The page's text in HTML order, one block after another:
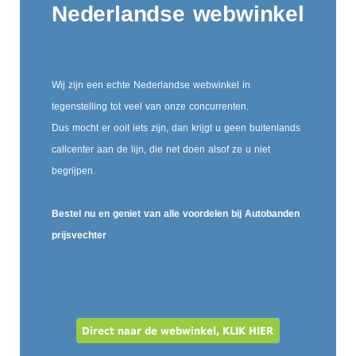
Nederlandse webwinkel
Wij zijn een echte Nederlandse webwinkel in
tegenstelling tot veel van onze concurrenten.
Dus mocht er ooit iets zijn, dan krijgt u geen buitenlands
callcenter aan de lijn, die net doen alsof ze u niet
begrijpen.
Bestel nu en geniet van alle voordelen bij Autobanden
prijsvechter